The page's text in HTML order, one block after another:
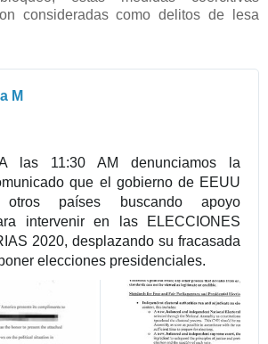
consideradas como delitos de lesa
M
las 11:30 AM denunciamos la
que el gobierno de EEUU
países buscando apoyo
intervenir en las ELECCIONES
2020, desplazando su fracasada
elecciones presidenciales.